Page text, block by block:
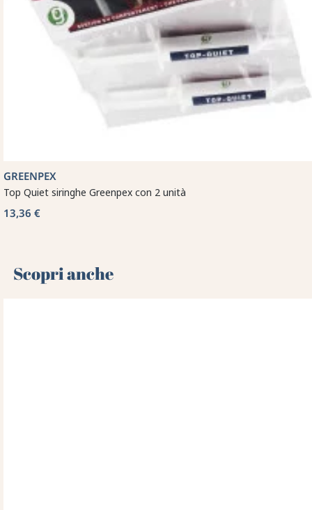
GREENPEX
Top Quiet siringhe Greenpex con 2 unità
13,36 €
Scopri anche 🌻